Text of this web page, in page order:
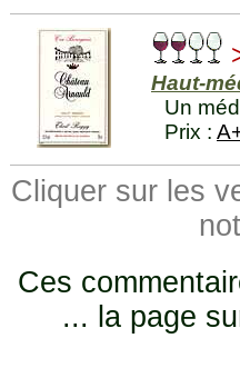
Haut-
Un
Prix :
Cliquer sur les
Ces
... la page